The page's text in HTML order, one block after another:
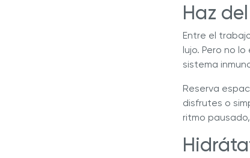
Haz
Entre el
lujo. Pero no
sistema
Reserva
disfrutes o
ritmo